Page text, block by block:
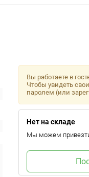
Вы работаете в
Чтобы увидеть
паролем (или
Нет на складе
Мы можем